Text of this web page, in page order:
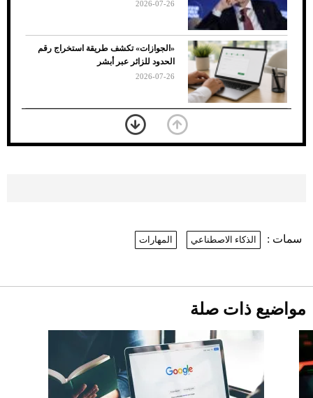
7 نصائح لاختيار لون البنطلون المناسب للقميص
الأسود
2026-07-26
«الجوازات» تكشف طريقة استخراج رقم
الحدود للزائر عبر أبشر
2026-07-26
بعد 7 أشهر من تعرضه لحادث مروع.. جوشوا
يفوز على برينغا بـ"الضربة القاضية" (فيديو)
Comeback" في جدة (فيديو)
2026-07-25
سمات : الذكاء الاصطناعي المهارات
مواضيع ذات صلة